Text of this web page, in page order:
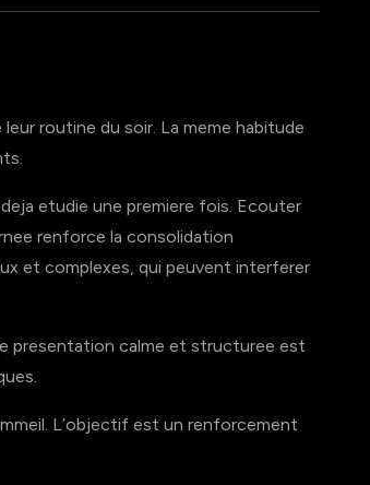
routine du soir. La meme habitude
etudie une premiere fois. Ecouter
renforce la consolidation
et complexes, qui peuvent interferer
presentation calme et structuree est
L’objectif est un renforcement